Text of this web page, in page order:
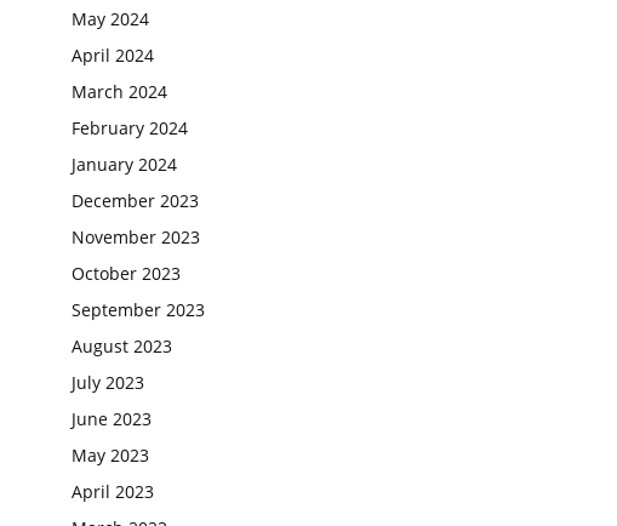
May 2024
April 2024
March 2024
February 2024
January 2024
December 2023
November 2023
October 2023
September 2023
August 2023
July 2023
June 2023
May 2023
April 2023